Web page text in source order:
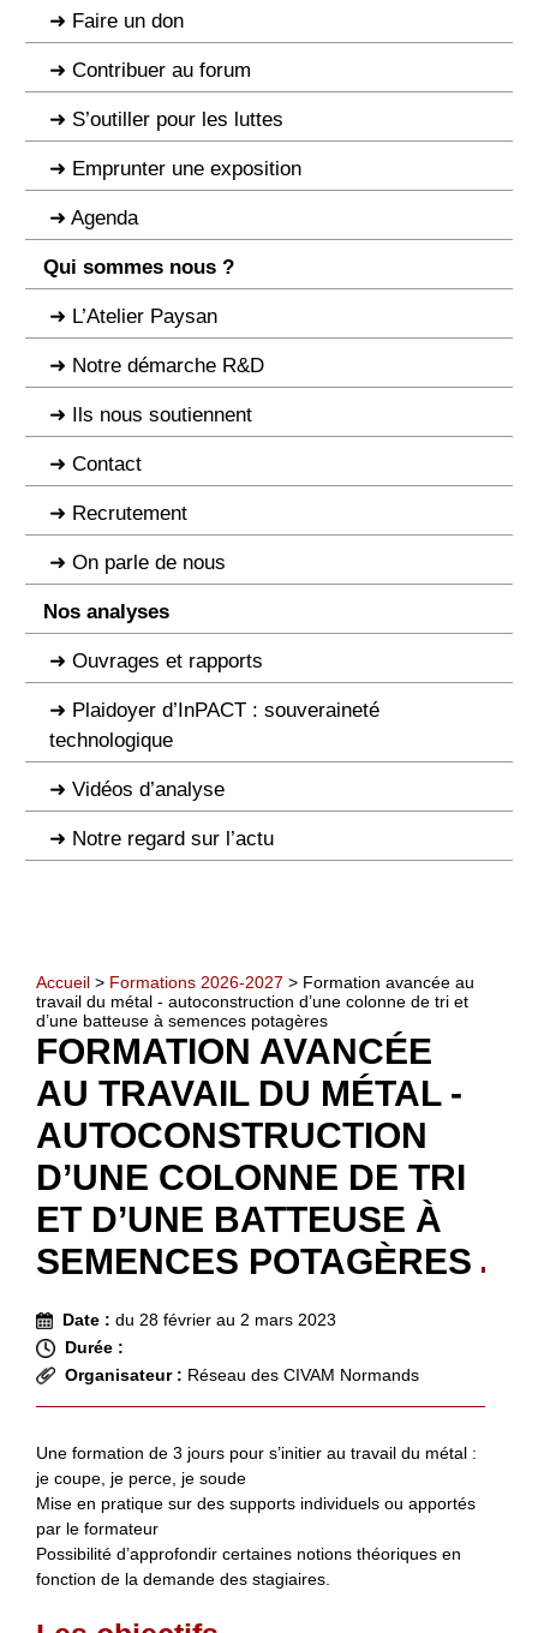
Faire un don
Contribuer au forum
S’outiller pour les luttes
Emprunter une exposition
Agenda
Qui sommes nous ?
L’Atelier Paysan
Notre démarche R&D
Ils nous soutiennent
Contact
Recrutement
On parle de nous
Nos analyses
Ouvrages et rapports
Plaidoyer d’InPACT : souveraineté
technologique
Vidéos d’analyse
Notre regard sur l’actu
Accueil > Formations 2026-2027 > Formation avancée au
travail du métal - autoconstruction d’une colonne de tri et
d’une batteuse à semences potagères
FORMATION AVANCÉE
AU TRAVAIL DU MÉTAL -
AUTOCONSTRUCTION
D’UNE COLONNE DE TRI
ET D’UNE BATTEUSE À
SEMENCES POTAGÈRES
Date : du 28 février au 2 mars 2023
Durée :
Organisateur : Réseau des CIVAM Normands
Une formation de 3 jours pour s’initier au travail du métal :
je coupe, je perce, je soude
Mise en pratique sur des supports individuels ou apportés
par le formateur
Possibilité d’approfondir certaines notions théoriques en
fonction de la demande des stagiaires.